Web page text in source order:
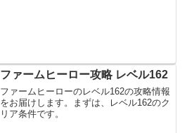
ファームヒーロー攻略 レベル162
ファームヒーローのレベル162の攻略情報
をお届けします。まずは、レベル162のク
リア条件です。